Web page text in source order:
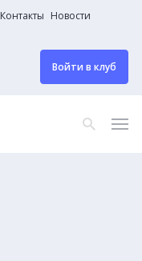
Контакты Новости
Войти в клуб